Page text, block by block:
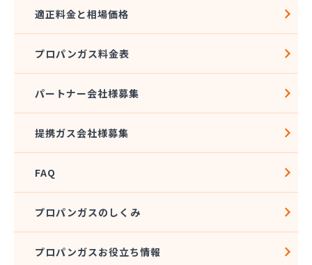
株式会社ミツウロコヴェッセル 白岡店
株式会社ミツウロコヴェッセル 武蔵店
株式会社みやた商店
株式会社ライフプラス
株式会社レインボー 西埼玉営業所
株式会社磯野商事
株式会社遠藤商店
株式会社外塚商店
株式会社丸喜
株式会社丸芝高圧瓦斯
株式会社熊木節三商店
適正料金と相場価格
プロパンガス料金表
パートナー会社様募集
提携ガス会社様募集
FAQ
プロパンガスのしくみ
プロパンガスお役立ち情報